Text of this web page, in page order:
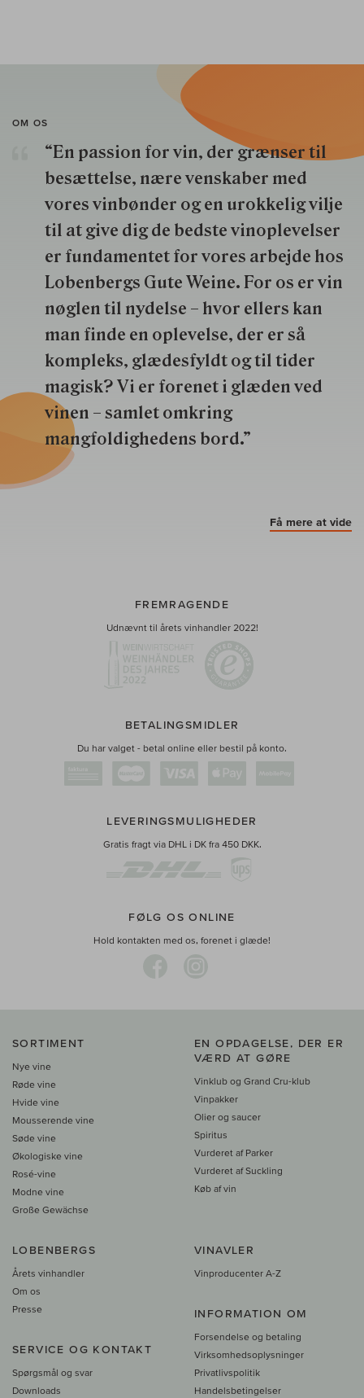
OM OS
“En passion for vin, der grænser til
besættelse, nære venskaber med
vores vinbønder og en urokkelig vilje
til at give dig de bedste vinoplevelser
er fundamentet for vores arbejde hos
Lobenbergs Gute Weine. For os er vin
nøglen til nydelse – hvor ellers kan
man finde en oplevelse, der er så
kompleks, glædesfyldt og til tider
magisk? Vi er forenet i glæden ved
vinen – samlet omkring
mangfoldighedens bord.”
Få mere at vide
FREMRAGENDE
Udnævnt til årets vinhandler 2022!
BETALINGSMIDLER
Du har valget - betal online eller bestil på konto.
LEVERINGSMULIGHEDER
Gratis fragt via DHL i DK fra 450 DKK.
FØLG OS ONLINE
Hold kontakten med os, forenet i glæde!
SORTIMENT
Nye vine
Røde vine
Hvide vine
Mousserende vine
Søde vine
Økologiske vine
Rosé-vine
Modne vine
Große Gewächse
EN OPDAGELSE, DER ER
VÆRD AT GØRE
Vinklub og Grand Cru-klub
Vinpakker
Olier og saucer
Spiritus
Vurderet af Parker
Vurderet af Suckling
Køb af vin
LOBENBERGS
Årets vinhandler
Om os
Presse
SERVICE OG KONTAKT
Spørgsmål og svar
Downloads
VINAVLER
Vinproducenter A-Z
INFORMATION OM
Forsendelse og betaling
Virksomhedsoplysninger
Privatlivspolitik
Handelsbetingelser